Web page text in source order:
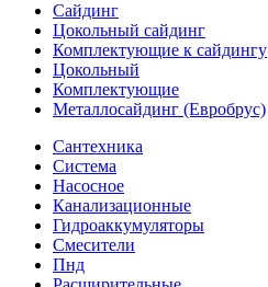
Сайдинг
Цокольный сайдинг
Комплектующие к сайдингу
Цокольный
Комплектующие
Металлосайдинг (Евробрус)
Сантехника
Система
Насосное
Канализационные
Гидроаккумуляторы
Смесители
Пнд